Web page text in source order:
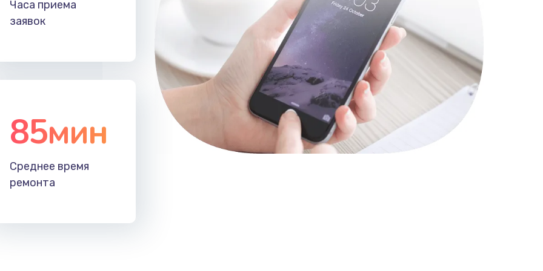
900 руб. Заказать
20 мин 2 года 450 руб. Заказать
2200 руб.
30 мин 550 руб. Заказать
Часа приема
заявок
85мин
Среднее время
ремонта